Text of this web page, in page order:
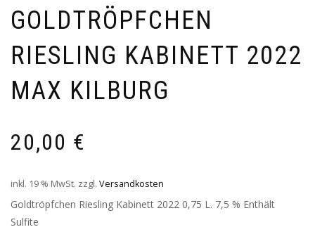
GOLDTRÖPFCHEN
RIESLING KABINETT 2022
MAX KILBURG
20,00 €
inkl. 19 % MwSt. zzgl. Versandkosten
Goldtröpfchen Riesling Kabinett 2022 0,75 L. 7,5 % Enthält
Sulfite